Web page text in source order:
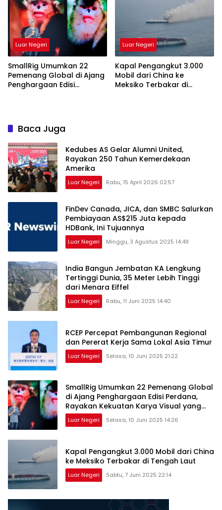
Luar Negeri
SmallRig Umumkan 22
Pemenang Global di Ajang
Penghargaan Edisi
Luar Negeri
Kapal Pengangkut 3.000
Mobil dari China ke
Meksiko Terbakar di
Baca Juga
Kedubes AS Gelar Alumni United,
Rayakan 250 Tahun Kemerdekaan
Amerika
Luar Negeri Rabu, 15 April 2026 02:57
FinDev Canada, JICA, dan SMBC Salurkan
Pembiayaan AS$215 Juta kepada
HDBank, Ini Tujuannya
Luar Negeri Minggu, 3 Agustus 2025 14:49
India Bangun Jembatan KA Lengkung
Tertinggi Dunia, 35 Meter Lebih Tinggi
dari Menara Eiffel
Luar Negeri Rabu, 11 Juni 2025 14:40
RCEP Percepat Pembangunan Regional
dan Pererat Kerja Sama Lokal Asia Timur
Luar Negeri Selasa, 10 Juni 2025 21:22
SmallRig Umumkan 22 Pemenang Global
di Ajang Penghargaan Edisi Perdana,
Rayakan Kekuatan Karya Visual yang
Menginspirasi Dunia
Luar Negeri Selasa, 10 Juni 2025 14:26
Kapal Pengangkut 3.000 Mobil dari China
ke Meksiko Terbakar di Tengah Laut
Luar Negeri Sabtu, 7 Juni 2025 22:14